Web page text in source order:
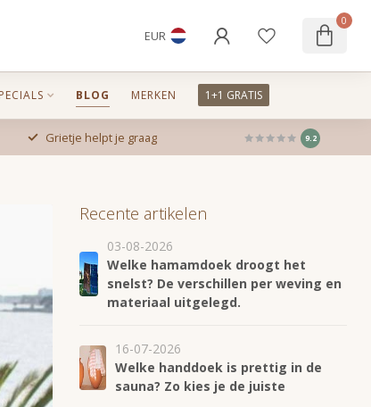
EUR
0
BLOG MERKEN 1+1 GRATIS
Grietje helpt je graag 9.2
Recente artikelen
03-08-2026
Welke hamamdoek droogt het
snelst? De verschillen per weving en
materiaal uitgelegd.
16-07-2026
Welke handdoek is prettig in de
sauna? Zo kies je de juiste